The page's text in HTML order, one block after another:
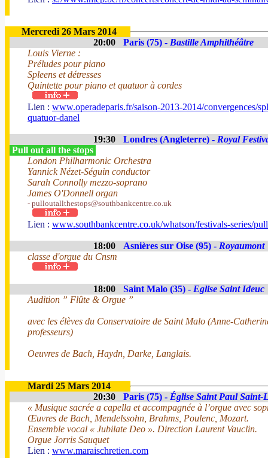
Mercredi 26 Mars 2014
20:00
Paris (75) - Bastille Amphithéâtre
Louis Vierne :
Préludes pour piano
Spleens et détresses
Quintette pour piano et quatuor à cordes
Lien : www.operadeparis.fr/saison-2013-2014/convergences/
quatuor-danel
19:30 Londres (Angleterre) - Royal
Pull out all the stops
London Philharmonic Orchestra
Yannick Nézet-Séguin conductor
Sarah Connolly mezzo-soprano
James O'Donnell organ
- pulloutallthestops@southbankcentre.co.uk
Lien : www.southbankcentre.co.uk/whatson/festivals-series/
18:00 Asnières sur Oise (95) - Royaumont
classe d'orgue du Cnsm
18:00 Saint Malo (35) - Eglise Saint Ideuc
Audition ” Flûte & Orgue ”
avec les élèves du Conservatoire de Saint Malo (Anne-
professeurs)
Oeuvres de Bach, Haydn, Darke, Langlais.
Mardi 25 Mars 2014
20:30
Paris (75) - Église Saint Paul Saint-
« Musique sacrée a capella et accompagnée à l’orgue avec
Œuvres de Bach, Mendelssohn, Brahms, Poulenc, Mozart.
Ensemble vocal « Jubilate Deo ». Direction Laurent Vauclin.
Orgue Jorris Sauquet
Lien : www.maraischretien.com